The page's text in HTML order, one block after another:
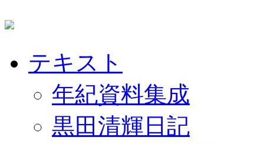
テキスト
年紀資料集成
黒田清輝日記